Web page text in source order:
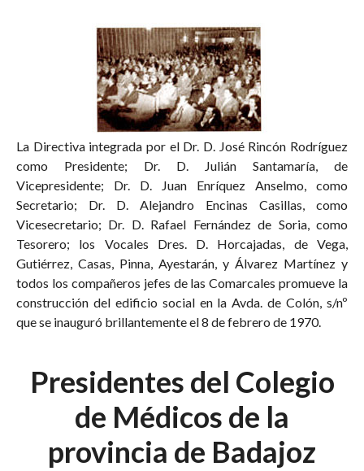
La Directiva integrada por el Dr. D. José Rincón Rodríguez
como Presidente; Dr. D. Julián Santamaría, de
Vicepresidente; Dr. D. Juan Enríquez Anselmo, como
Secretario; Dr. D. Alejandro Encinas Casillas, como
Vicesecretario; Dr. D. Rafael Fernández de Soria, como
Tesorero; los Vocales Dres. D. Horcajadas, de Vega,
Gutiérrez, Casas, Pinna, Ayestarán, y Álvarez Martínez y
todos los compañeros jefes de las Comarcales promueve la
construcción del edificio social en la Avda. de Colón, s/nº
que se inauguró brillantemente el 8 de febrero de 1970.
Presidentes del Colegio
de Médicos de la
provincia de Badajoz